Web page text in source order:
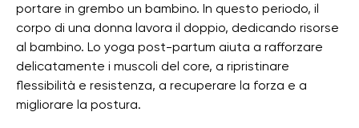
portare in grembo un bambino. In questo periodo, il
corpo di una donna lavora il doppio, dedicando risorse
al bambino. Lo yoga post-partum aiuta a rafforzare
delicatamente i muscoli del core, a ripristinare
flessibilità e resistenza, a recuperare la forza e a
migliorare la postura.